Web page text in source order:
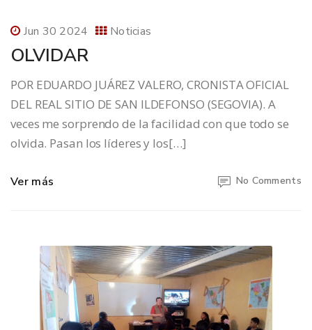
Jun 30 2024 Noticias
OLVIDAR
POR EDUARDO JUÁREZ VALERO, CRONISTA OFICIAL
DEL REAL SITIO DE SAN ILDEFONSO (SEGOVIA). A
veces me sorprendo de la facilidad con que todo se
olvida. Pasan los líderes y los[…]
Ver más No Comments